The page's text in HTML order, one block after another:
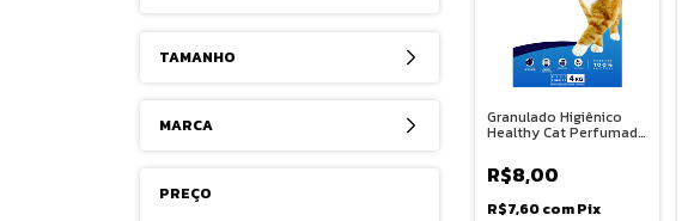
TAMANHO
MARCA
PREÇO
Granulado Higiênico
Healthy Cat Perfumado
R$8,00
R$7,60comPix